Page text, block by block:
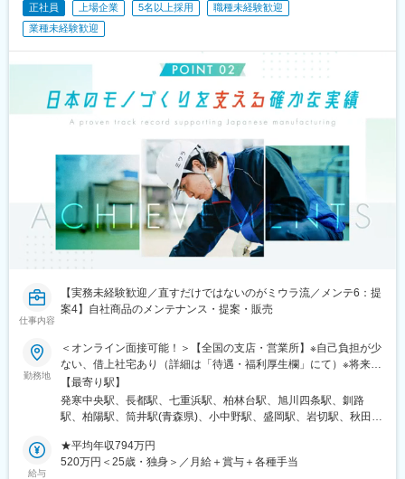
正社員 上場企業 5名以上採用
職種未経験歓迎
業種未経験歓迎
仕事内容
【実務未経験歓迎／直すだけではないのがミウラ流／メンテ6：提
案4】自社商品のメンテナンス・提案・販売
勤務地
＜オンライン面接可能！＞【全国の支店・営業所】※自己負担が少
ない、借上社宅あり（詳細は「待遇・福利厚生欄」にて）※将来的
に転居を伴う転勤（全国）はありますが、初任地はエリア単位
【北海道／東北／関東／甲信越／東海・北陸／近畿／中四国／九
州・沖縄】で可能な限り希望を考慮しています。北海道、青森
県、群馬県、埼玉県、千葉県、東京都、神奈川県、山梨県、岐阜
県、静岡県、愛知県、三重県、新潟県、富山県、石川県、福井
【最寄り駅】
発寒中央駅、長都駅、七重浜駅、柏林台駅、旭川四条駅、釧路
駅、柏陽駅、筒井駅(青森県)、小中野駅、盛岡駅、岩切駅、秋田
岩駅、石神井公園駅、北野駅(東京都)、高輪ゲートウェイ駅、セン
ター南駅、本厚木駅、湘南台駅、大宮公園駅、熊谷駅、大袋駅、
給与
★平均年収794万円
520万円＜25歳・独身＞／月給＋賞与＋各種手当